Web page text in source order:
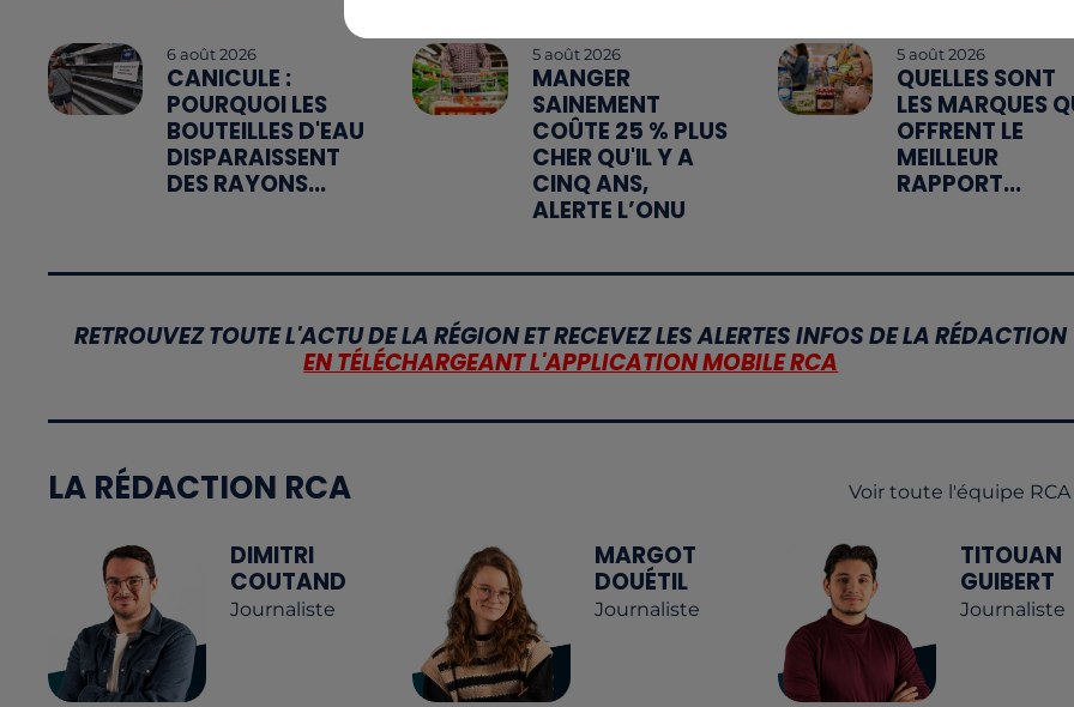
6 août 2026
CANICULE :
POURQUOI LES
BOUTEILLES D'EAU
DISPARAISSENT
DES RAYONS...
5 août 2026
MANGER
SAINEMENT
COÛTE 25 % PLUS
CHER QU'IL Y A
CINQ ANS,
ALERTE L’ONU
5 août 2026
QUELLES SONT
LES MARQUES
OFFRENT LE
MEILLEUR
RAPPORT...
RETROUVEZ TOUTE L'ACTU DE LA RÉGION ET RECEVEZ LES ALERTES INFOS DE LA RÉDACTION
EN TÉLÉCHARGEANT L'APPLICATION MOBILE RCA
LA RÉDACTION RCA Voir toute l'équipe RCA
DIMITRI
COUTAND
Journaliste
MARGOT
DOUÉTIL
Journaliste
TITOUAN
GUIBERT
Journaliste